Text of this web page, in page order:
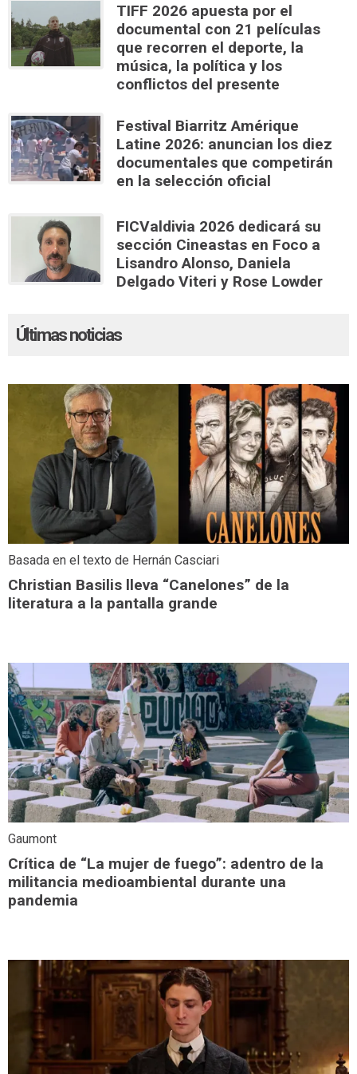
TIFF 2026 apuesta por el
documental con 21 películas
que recorren el deporte, la
música, la política y los
conflictos del presente
Festival Biarritz Amérique
Latine 2026: anuncian los diez
documentales que competirán
en la selección oficial
FICValdivia 2026 dedicará su
sección Cineastas en Foco a
Lisandro Alonso, Daniela
Delgado Viteri y Rose Lowder
Últimas noticias
Basada en el texto de Hernán Casciari
Christian Basilis lleva “Canelones” de la
literatura a la pantalla grande
Gaumont
Crítica de “La mujer de fuego”: adentro de la
militancia medioambiental durante una
pandemia